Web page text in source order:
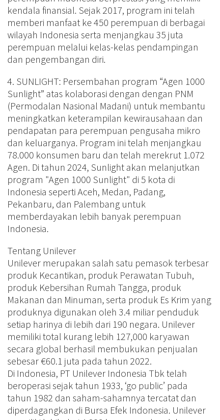
kendala finansial. Sejak 2017, program ini telah
memberi manfaat ke 450 perempuan di berbagai
wilayah Indonesia serta menjangkau 35 juta
perempuan melalui kelas-kelas pendampingan
dan pengembangan diri.
4. SUNLIGHT: Persembahan program “Agen 1000
Sunlight” atas kolaborasi dengan dengan PNM
(Permodalan Nasional Madani) untuk membantu
meningkatkan keterampilan kewirausahaan dan
pendapatan para perempuan pengusaha mikro
dan keluarganya. Program ini telah menjangkau
78.000 konsumen baru dan telah merekrut 1.072
Agen. Di tahun 2024, Sunlight akan melanjutkan
program "Agen 1000 Sunlight" di 5 kota di
Indonesia seperti Aceh, Medan, Padang,
Pekanbaru, dan Palembang untuk
memberdayakan lebih banyak perempuan
Indonesia.
Tentang Unilever
Unilever merupakan salah satu pemasok terbesar
produk Kecantikan, produk Perawatan Tubuh,
produk Kebersihan Rumah Tangga, produk
Makanan dan Minuman, serta produk Es Krim yang
produknya digunakan oleh 3.4 miliar penduduk
setiap harinya di lebih dari 190 negara. Unilever
memiliki total kurang lebih 127,000 karyawan
secara global berhasil membukukan penjualan
sebesar €60.1 juta pada tahun 2022.
Di Indonesia, PT Unilever Indonesia Tbk telah
beroperasi sejak tahun 1933, ‘go public’ pada
tahun 1982 dan saham-sahamnya tercatat dan
diperdagangkan di Bursa Efek Indonesia. Unilever